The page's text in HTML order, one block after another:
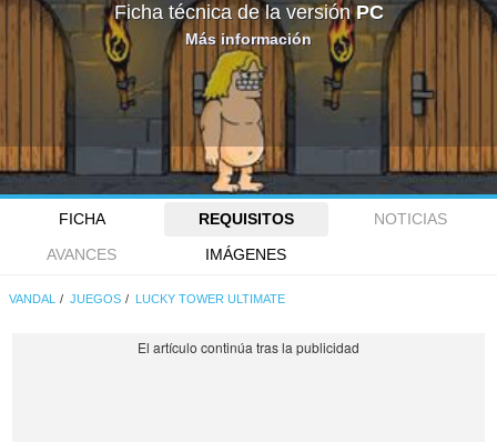
Ficha técnica de la versiónPC
Más información
FICHA REQUISITOS
NOTICIAS
AVANCES
IMÁGENES
VANDAL JUEGOS LUCKY TOWER ULTIMATE